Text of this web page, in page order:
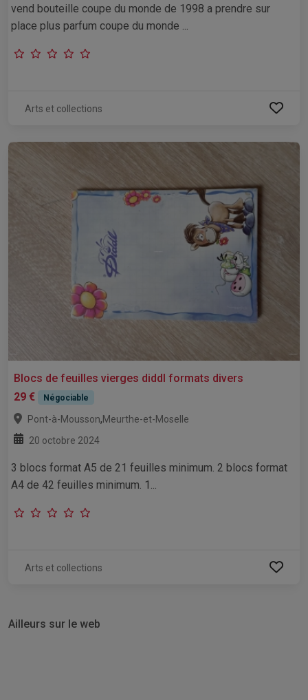
vend bouteille coupe du monde de 1998 a prendre sur
place plus parfum coupe du monde ...
Arts et collections
Blocs de feuilles vierges diddl formats divers
29 €
Négociable
Pont-à-Mousson,Meurthe-et-Moselle
20 octobre 2024
3 blocs format A5 de 21 feuilles minimum. 2 blocs format
A4 de 42 feuilles minimum. 1...
Arts et collections
Ailleurs sur le web